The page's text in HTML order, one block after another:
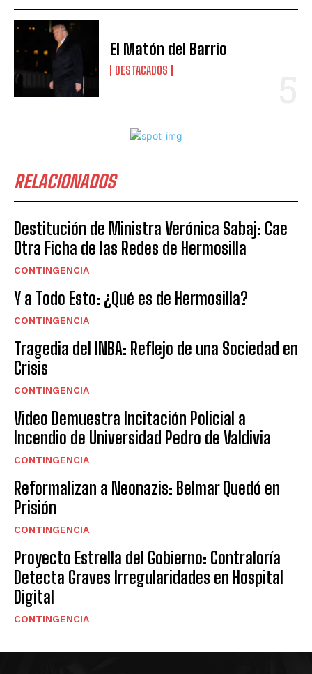
El Matón del Barrio
DESTACADOS
RELACIONADOS
Destitución de Ministra Verónica Sabaj: Cae
Otra Ficha de las Redes de Hermosilla
CONTINGENCIA
Y a Todo Esto: ¿Qué es de Hermosilla?
CONTINGENCIA
Tragedia del INBA: Reflejo de una Sociedad en
Crisis
CONTINGENCIA
Video Demuestra Incitación Policial a
Incendio de Universidad Pedro de Valdivia
CONTINGENCIA
Reformalizan a Neonazis: Belmar Quedó en
Prisión
CONTINGENCIA
Proyecto Estrella del Gobierno: Contraloría
Detecta Graves Irregularidades en Hospital
Digital
CONTINGENCIA